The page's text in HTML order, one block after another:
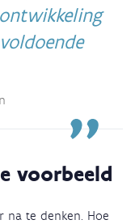
voorbeeld
na te denken. Hoe